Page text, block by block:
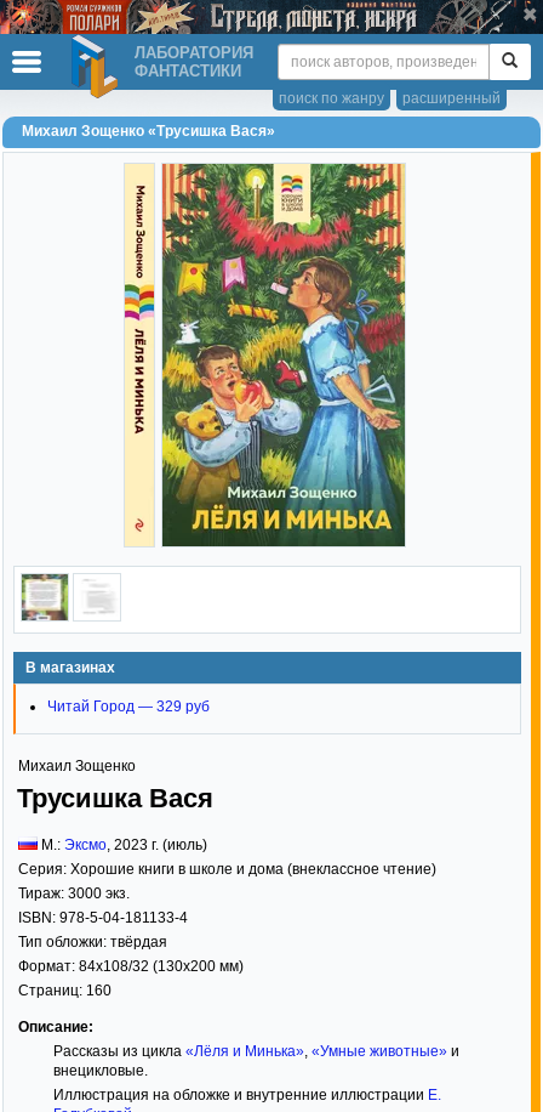
ЛАБОРАТОРИЯ
ФАНТАСТИКИ
расширенный
поиск по жанру
Михаил Зощенко «Трусишка Вася»
В магазинах
Читай Город — 329 руб
Михаил Зощенко
Трусишка Вася
М.: Эксмо 2023 г. (июль)
Серия: Хорошие книги в школе и дома (внеклассное чтение)
Тираж: 3000 экз.
ISBN: 978-5-04-181133-4
Тип обложки: твёрдая
Формат: 84x108/32 (130x200 мм)
Страниц: 160
Описание:
Рассказы из цикла «Лёля и Минька», «Умные животные»и
внецикловые.
Иллюстрация на обложке и внутренние иллюстрации Е.